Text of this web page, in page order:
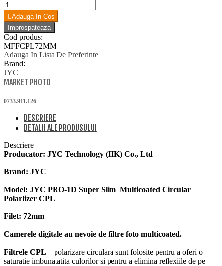
Adauga In Cos
Cod produs:
MFFCPL72MM
Adauga In Lista De Preferinte
Brand:
JYC
MARKET PHOTO
0733.911.126
DESCRIERE
DETALII ALE PRODUSULUI
Descriere
Producator: JYC Technology (HK) Co., Ltd
Brand: JYC
Model: JYC PRO-1D Super Slim Multicoated Circular
Polarlizer CPL
Filet: 72mm
Camerele digitale au nevoie de filtre foto multicoated.
Filtrele CPL – polarizare circulara sunt folosite pentru a oferi o
saturatie imbunatatita culorilor si pentru a elimina reflexiile de pe